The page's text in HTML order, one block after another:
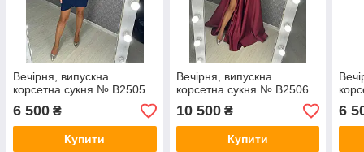
Вечірня, випускна
корсетна сукня № В2505
6 500 ₴
Купити
Вечірня, випускна
корсетна сукня № В2506
10 500₴
Купити
6